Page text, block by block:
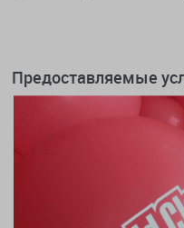
Предоставляемые